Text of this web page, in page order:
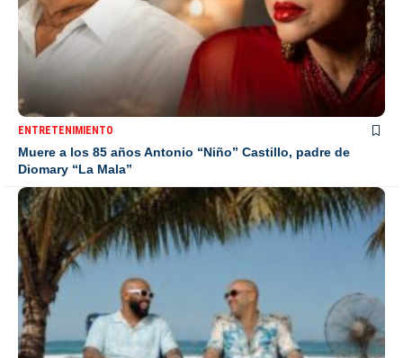
ENTRETENIMIENTO
Muere a los 85 años Antonio “Niño” Castillo, padre de
Diomary “La Mala”